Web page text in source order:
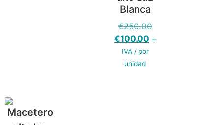
Blanca
€250.00
€100.00 +
IVA / por
unidad